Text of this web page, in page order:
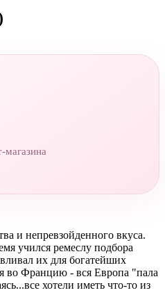
магазина
и непревзойденного вкуса.
учился ремеслу подбора
их для богатейших
во Францию - вся Европа "пала
хотели иметь что-то из